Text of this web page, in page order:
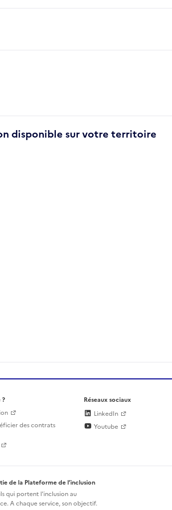
disponible sur votre territoire
?
des contrats
Réseaux sociaux
LinkedIn
Youtube
de la Plateforme de l’inclusion
qui portent l'inclusion au
A chaque service, son objectif.